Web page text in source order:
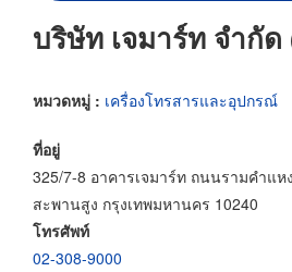
บริษัท เจมาร์ท จำกั
หมวดหมู่ : เครื่องโทรสารและอุปกรณ์
ที่อยู่
325/7-8 อาคารเจมาร์ท ถนนรามคำแ
สะพานสูง กรุงเทพมหานคร 10240
โทรศัพท์
02-308-9000